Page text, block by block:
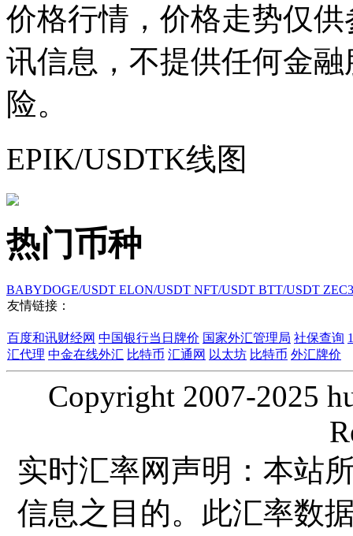
价格行情，价格走势仅
讯信息，不提供任何金
险。
EPIK/USDTK线图
热门币种
BABYDOGE/USDT ELON/USDT NFT/USDT BTT/USDT
友情链接：
百度和讯财经网 中国银行当日牌价 国家外汇管理局 社保查询
汇代理 中金在线外汇 比特币 汇通网 以太坊 比特币 外汇牌价
Copyright 2007-2025
实时汇率网声明：本站
信息之目的。此汇率数